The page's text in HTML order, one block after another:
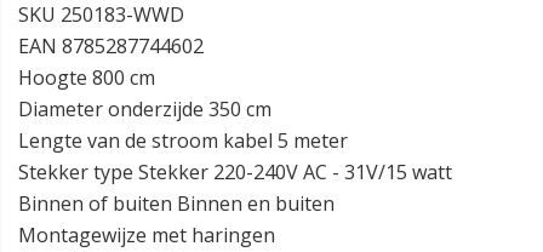
SKU 250183-WWD
EAN 8785287744602
Hoogte 800 cm
Diameter onderzijde 350 cm
Lengte van de stroom kabel 5 meter
Stekker type Stekker 220-240V AC - 31V/15 watt
Binnen of buiten Binnen en buiten
Montagewijze met haringen